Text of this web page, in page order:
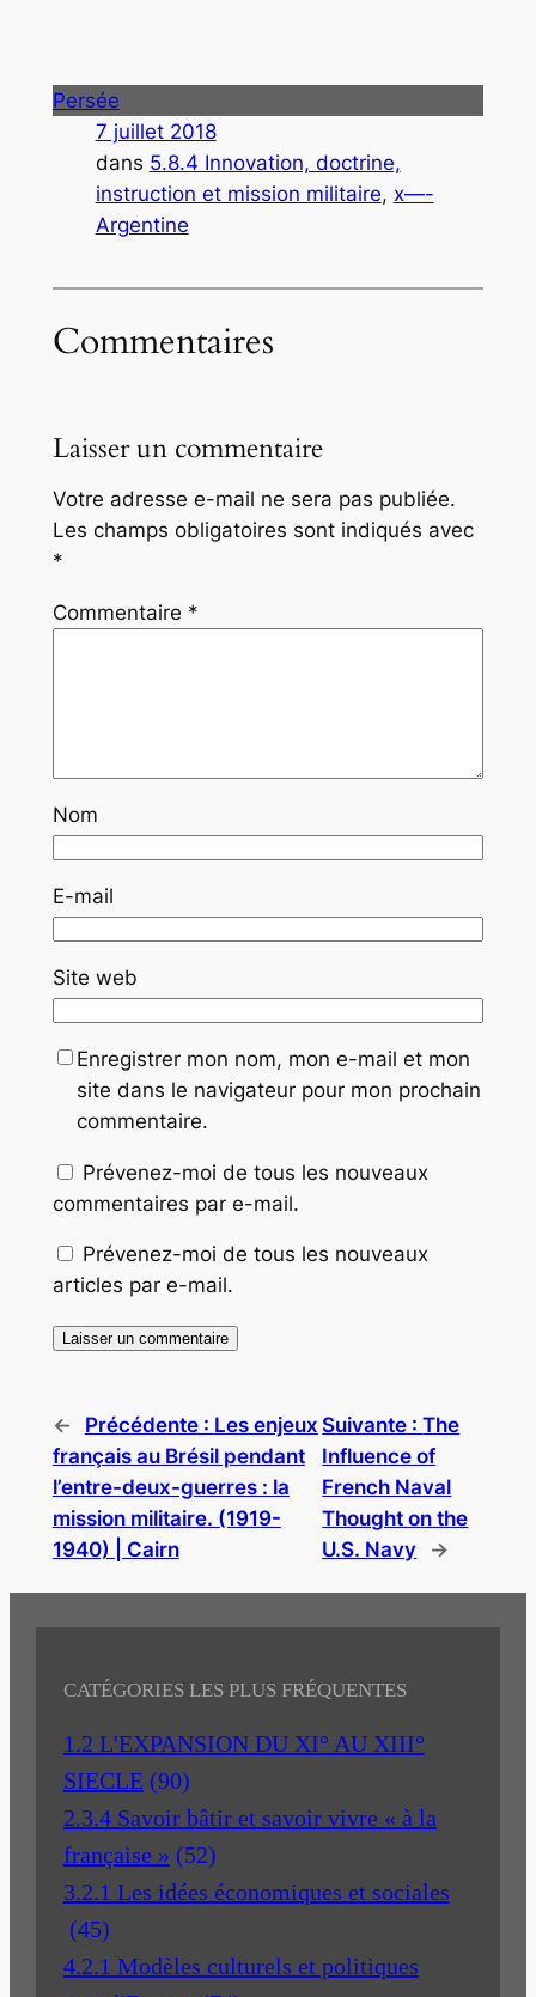
Persée
7 juillet 2018
dans 5.8.4 Innovation, doctrine,
instruction et mission militaire, x—-
Argentine
Commentaires
Laisser un commentaire
Votre adresse e-mail ne sera pas publiée.
Les champs obligatoires sont indiqués avec
*
Commentaire *
Nom
E-mail
Site web
Enregistrer mon nom, mon e-mail et mon
site dans le navigateur pour mon prochain
commentaire.
Prévenez-moi de tous les nouveaux
commentaires par e-mail.
Prévenez-moi de tous les nouveaux
articles par e-mail.
← Précédente : Les enjeux
français au Brésil pendant
l’entre-deux-guerres : la
mission militaire. (1919-
1940) | Cairn
Suivante :The
Influence of
French Naval
Thought on the
U.S. Navy
→
CATÉGORIES LES PLUS FRÉQUENTES
1.2 L'EXPANSION DU XI° AU XIII°
SIECLE (90)
2.3.4 Savoir bâtir et savoir vivre « à la
française » (52)
3.2.1 Les idées économiques et sociales
(45)
4.2.1 Modèles culturels et politiques